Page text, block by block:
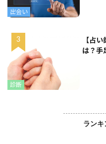
出会い
診断
【占
は？手
ランキ